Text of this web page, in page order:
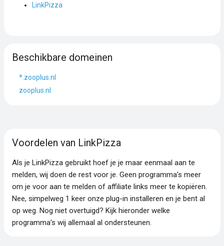
LinkPizza
Beschikbare domeinen
*.zooplus.nl
zooplus.nl
Voordelen van LinkPizza
Als je LinkPizza gebruikt hoef je je maar eenmaal aan te
melden, wij doen de rest voor je. Geen programma’s meer
om je voor aan te melden of affiliate links meer te kopiëren.
Nee, simpelweg 1 keer onze plug-in installeren en je bent al
op weg. Nog niet overtuigd? Kijk hieronder welke
programma’s wij allemaal al ondersteunen.